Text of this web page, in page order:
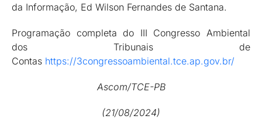
da Informação, Ed Wilson Fernandes de Santana.
Programação completa do III Congresso Ambiental
dos Tribunais de
Contas https://3congressoambiental.tce.ap.gov.br/
Ascom/TCE-PB
(21/08/2024)